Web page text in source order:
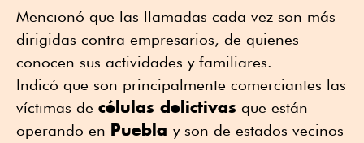
Mencionó que las llamadas cada vez son más
dirigidas contra empresarios, de quienes
conocen sus actividades y familiares.
Indicó que son principalmente comerciantes las
víctimas de células delictivas que están
operando en Puebla y son de estados vecinos